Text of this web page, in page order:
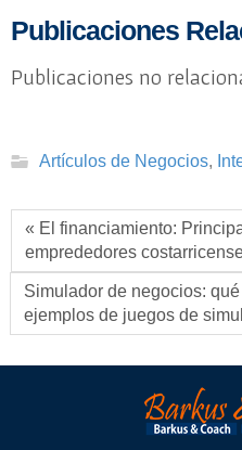
Publicaciones
Publicaciones no
Artículos de Negocios,
« El financiamiento:
emprededores
Simulador de negocios:
ejemplos de juegos de